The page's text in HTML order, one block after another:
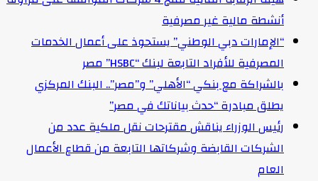
أنشطة مالية غير مصرفية
“الإمارات دبي الوطني” يستحوذ على أعمال الخدمات
المصرفية للأفراد التابعة لبنك “HSBC” مصر
بالشراكة مع بنكي “الأهلي” و”مصر”.. البنك المركزي
يطلق مبادرة “حدث بياناتك في مصر”
رئيس الوزراء يناقش مقترحات نقل ملكية عدد من
الشركات القابضة وشركاتها التابعة من قطاع الأعمال
العام